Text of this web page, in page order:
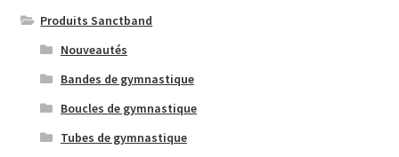
Produits Sanctband
Nouveautés
Bandes de gymnastique
Boucles de gymnastique
Tubes de gymnastique